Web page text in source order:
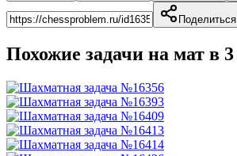
Поделиться
Похожие задачи на мат в 3